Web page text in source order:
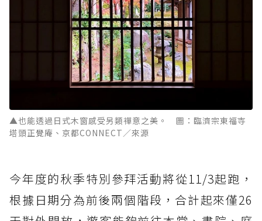
▲也能透過日式木窗感受另類禪意之美。 圖：臨濟宗東福寺
塔頭正覺庵、京都CONNECT／來源
今年度的秋季特別參拜活動將從11/3起跑，
根據日期分為前後兩個階段，合計起來僅26